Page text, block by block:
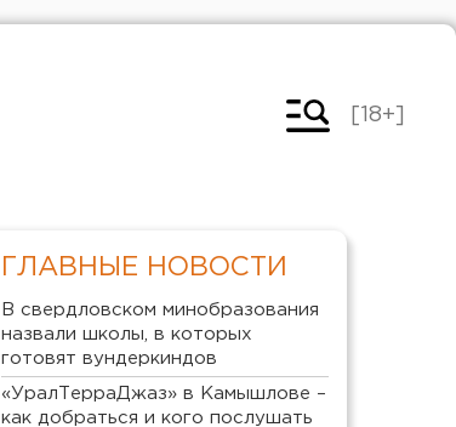
[18+]
ГЛАВНЫЕ НОВОСТИ
В свердловском минобразования
назвали школы, в которых
готовят вундеркиндов
«УралТерраДжаз» в Камышлове –
как добраться и кого послушать